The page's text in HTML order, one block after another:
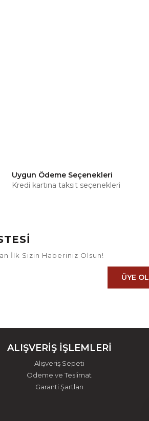
Uygun Ödeme Seçenekleri
Kredi kartına taksit seçenekleri
İlk Sizin Haberiniz Olsun!
ÜYE OL
ALIŞVERİŞ İŞLEMLERİ
Alışveriş Sepeti
Ödeme ve Teslimat
Garanti Şartları